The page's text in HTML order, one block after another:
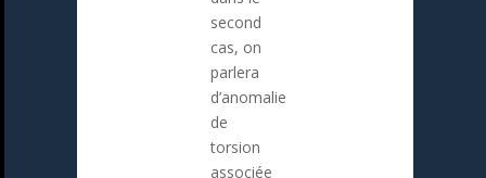
second
cas, on
parlera
d’anomalie
de
torsion
associée